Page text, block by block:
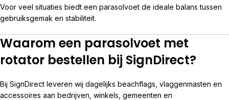
Voor veel situaties biedt een parasolvoet de ideale balans tussen
gebruiksgemak en stabiliteit.
Waarom een parasolvoet met
rotator bestellen bij SignDirect?
Bij SignDirect leveren wij dagelijks beachflags, vlaggenmasten en
accessoires aan bedrijven, winkels, gemeenten en